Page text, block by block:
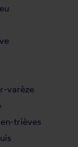
varèze
trièves